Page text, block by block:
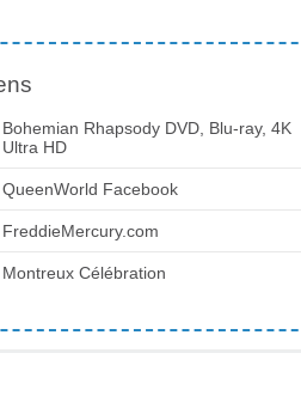
Bohemian Rhapsody DVD, Blu-ray, 4K
Ultra HD
QueenWorld Facebook
FreddieMercury.com
Montreux Célébration